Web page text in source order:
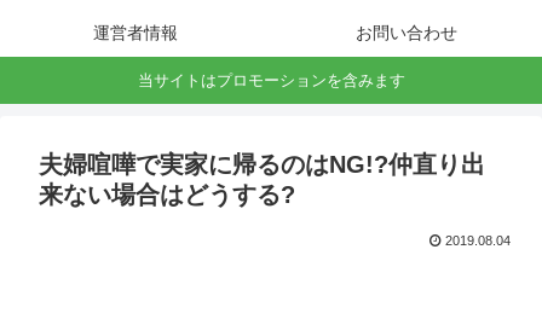
運営者情報 お問い合わせ
当サイトはプロモーションを含みます
夫婦喧嘩で実家に帰るのはNG!?仲直り出
来ない場合はどうする?
2019.08.04